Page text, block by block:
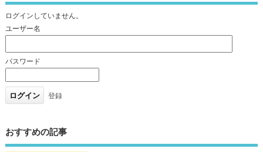
ログインしていません。
ユーザー名
パスワード
登録
おすすめの記事